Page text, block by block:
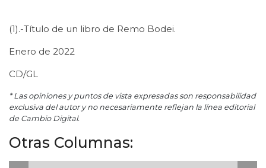
(1).-Título de un libro de Remo Bodei.
Enero de 2022
CD/GL
* Las opiniones y puntos de vista expresadas son responsabilidad
exclusiva del autor y no necesariamente reflejan la línea editorial
de Cambio Digital.
Otras Columnas: